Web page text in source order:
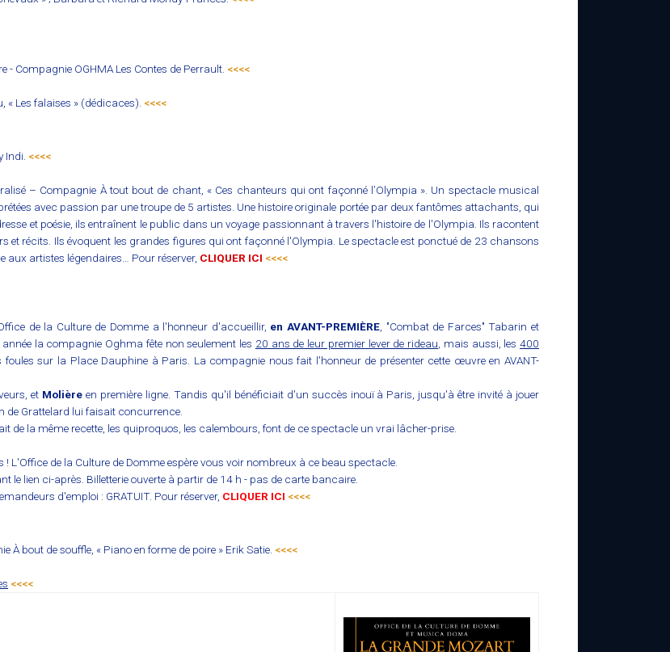
- Compagnie OGHMA Les Contes de Perrault. <<<<
« Les falaises » (dédicaces). <<<<
Indi. <<<<
– Compagnie À tout bout de chant, « Ces chanteurs qui ont façonné l’Olympia ». Un spectacle musical
avec passion par une troupe de 5 artistes. Une histoire originale portée par deux fantômes attachants, qui
et poésie, ils entraînent le public dans un voyage passionnant à travers l'histoire de l'Olympia. Ils racontent
et récits. Ils évoquent les grandes figures qui ont façonné l'Olympia. Le spectacle est ponctué de 23 chansons
artistes légendaires… Pour réserver, CLIQUER ICI <<<<
de la Culture de Domme a l'honneur d'accueillir, en AVANT-PREMIÈRE, "Combat de Farces" Tabarin et
la compagnie Oghma fête non seulement les 20 ans de leur premier lever de rideau, mais aussi, les400
foules sur la Place Dauphine à Paris. La compagnie nous fait l'honneur de présenter cette œuvre en AVANT-
et Molière en première ligne. Tandis qu'il bénéficiait d'un succès inouï à Paris, jusqu'à être invité à jouer
de Grattelard lui faisait concurrence.
la même recette, les quiproquos, les calembours, font de ce spectacle un vrai lâcher-prise.
L'Office de la Culture de Domme espère vous voir nombreux à ce beau spectacle.
le lien ci-après. Billetterie ouverte à partir de 14 h - pas de carte bancaire.
d'emploi : GRATUIT. Pour réserver, CLIQUER ICI <<<<
À bout de souffle, « Piano en forme de poire » Erik Satie. <<<<
<<<<